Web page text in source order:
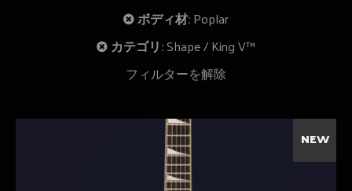
ボディ材:Poplar
カテゴリ:Shape King V™
フィルターを解除
NEW